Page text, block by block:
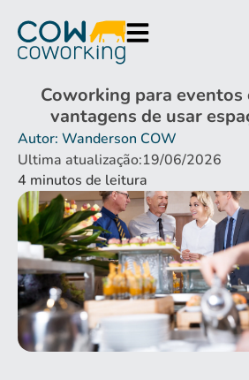
Coworking para
vantagens de usar
Autor: Wanderson COW
Ultima atualização:19/06/2026
4 minutos de leitura